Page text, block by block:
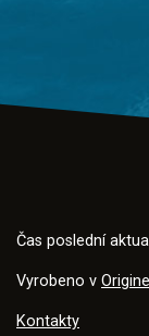
Čas poslední
Vyrobeno v Origine
Kontakty